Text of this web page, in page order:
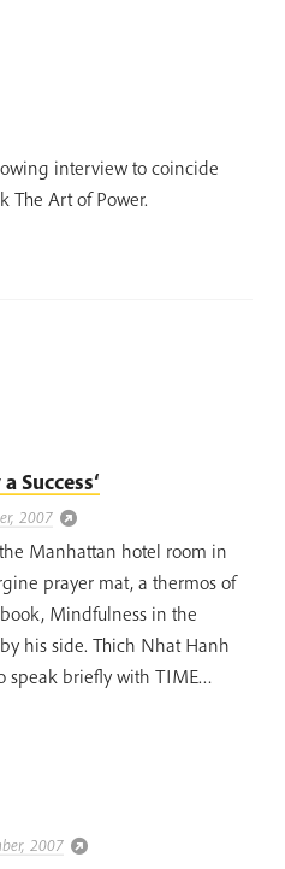
interview to coincide
The Art of Power.
Success‘
2007
Manhattan hotel room in
prayer mat, a thermos of
Mindfulness in the
his side. Thich Nhat Hanh
speak briefly with TIME…
2007